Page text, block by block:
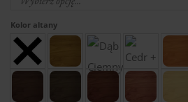
Kolor altany